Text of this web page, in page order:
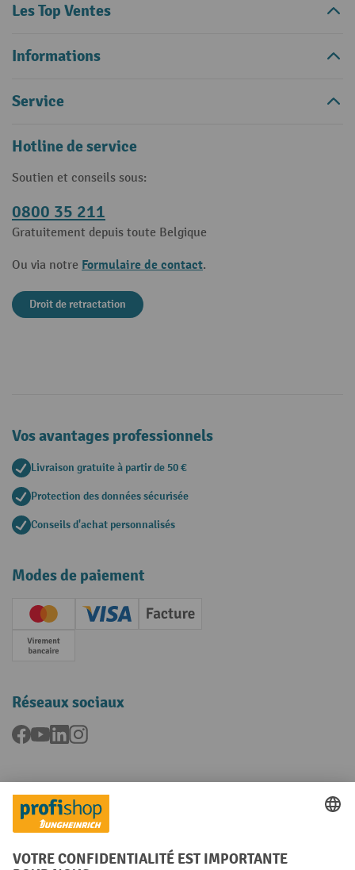
Les Top Ventes
Informations
Service
Hotline de service
Soutien et conseils sous:
0800 35 211
Gratuitement depuis toute Belgique
Ou via notre Formulaire de contact.
Droit de retractation
Vos avantages professionnels
Livraison gratuite à partir de 50 €
Protection des données sécurisée
Conseils d'achat personnalisés
Modes de paiement
Creditcard (Master)Creditcard (Visa)
Facture
Paiement anticipé
Réseaux sociaux
Facebook
YouTubeLinkedInInstagram
Langues
FR NL